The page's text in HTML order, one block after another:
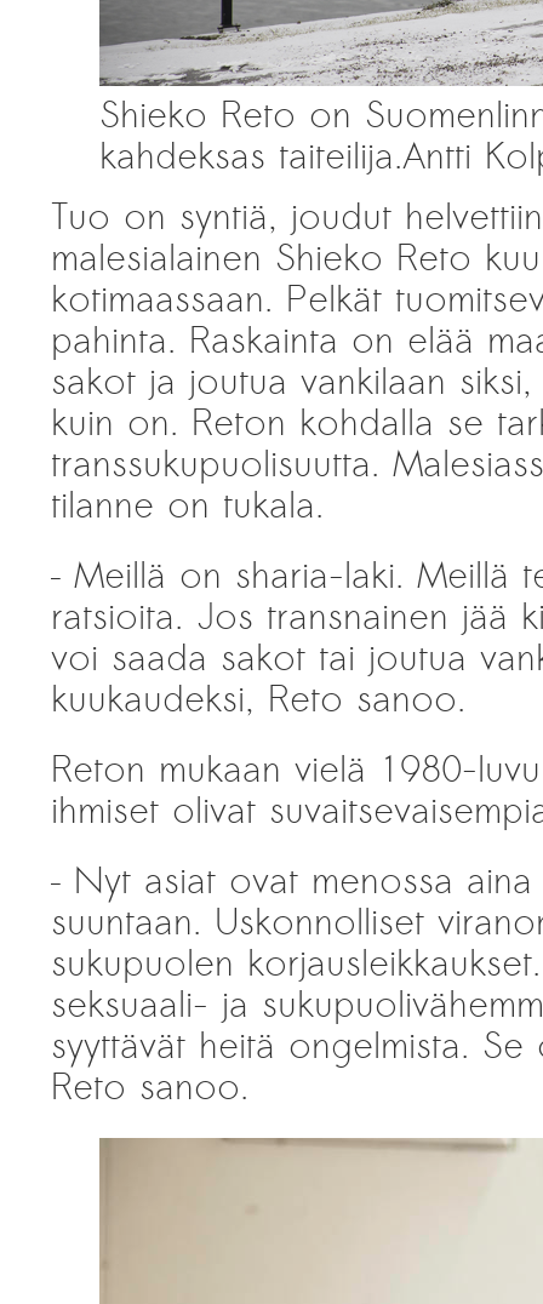
Shieko Reto on
kahdeksas taiteilija.Antti
Tuo on syntiä, joudut
malesialainen Shieko Reto
kotimaassaan. Pelkät
pahinta. Raskainta on elää
sakot ja joutua vankilaan
kuin on. Reton kohdalla se
transsukupuolisuutta.
tilanne on tukala.
– Meillä on sharia-laki. Meillä
ratsioita. Jos transnainen jää
voi saada sakot tai joutua
kuukaudeksi, Reto sanoo.
Reton mukaan vielä 1980-
ihmiset olivat
– Nyt asiat ovat menossa
suuntaan. Uskonnolliset
sukupuolen
seksuaali- ja
syyttävät heitä ongelmista.
Reto sanoo.